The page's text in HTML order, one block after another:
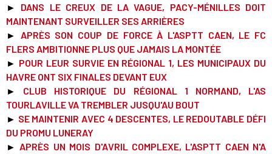
► DANS LE CREUX DE LA VAGUE, PACY-MÉNILLES DOIT
MAINTENANT SURVEILLER SES ARRIÈRES
► APRÈS SON COUP DE FORCE À L'ASPTT CAEN, LE FC
FLERS AMBITIONNE PLUS QUE JAMAIS LA MONTÉE
► POUR LEUR SURVIE EN RÉGIONAL 1, LES MUNICIPAUX DU
HAVRE ONT SIX FINALES DEVANT EUX
► CLUB HISTORIQUE DU RÉGIONAL 1 NORMAND, L'AS
TOURLAVILLE VA TREMBLER JUSQU'AU BOUT
► SE MAINTENIR AVEC 4 DESCENTES, LE REDOUTABLE DÉFI
DU PROMU LUNERAY
► APRÈS UN MOIS D'AVRIL COMPLEXE, L'ASPTT CAEN N'A